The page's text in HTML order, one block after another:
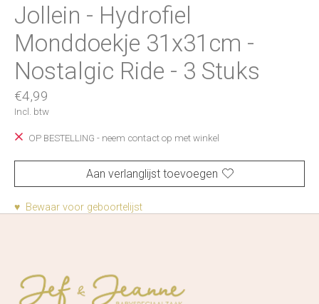
Jollein - Hydrofiel
Monddoekje 31x31cm -
Nostalgic Ride - 3 Stuks
€4,99
Incl. btw
OP BESTELLING - neem contact op met winkel
Aan verlanglijst toevoegen
♥ Bewaar voor geboortelijst